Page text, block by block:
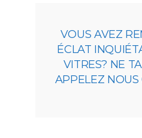
VOUS AVEZ
ÉCLAT
VITRES? NE
APPELEZ NOUS